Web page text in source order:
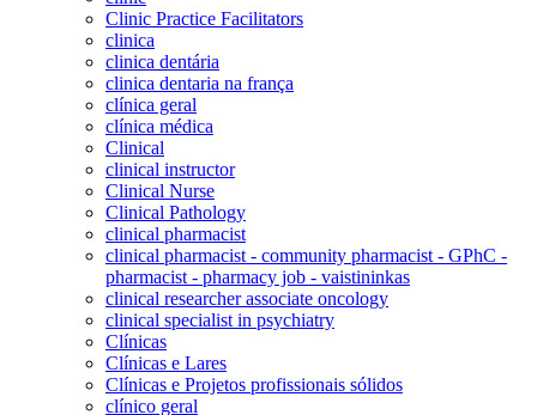
Clinic Practice Facilitators
clinica
clinica dentária
clinica dentaria na frança
clínica geral
clínica médica
Clinical
clinical instructor
Clinical Nurse
Clinical Pathology
clinical pharmacist
clinical pharmacist - community pharmacist - GPhC -
pharmacist - pharmacy job - vaistininkas
clinical researcher associate oncology
clinical specialist in psychiatry
Clínicas
Clínicas e Lares
Clínicas e Projetos profissionais sólidos
clínico geral